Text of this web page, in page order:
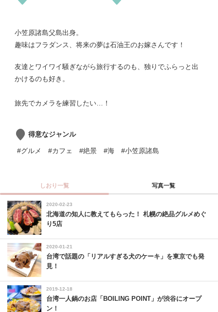
小笠原諸島父島出身。
趣味はフラダンス、将来の夢は石油王のお嫁さんです！
友達とワイワイ騒ぎながら旅行するのも、独りでふらっと出
かけるのも好き。
旅先でカメラを練習したい…！
得意なジャンル
#グルメ #カフェ #絶景 #海 #小笠原諸島
しおり一覧 写真一覧
2020-02-23
北海道の知人に教えてもらった！ 札幌の絶品グルメめぐ
り5店
2020-01-21
台湾で話題の「リアルすぎる犬のケーキ」を東京でも発
見！
2019-12-18
台湾一人鍋のお店「BOILING POINT」が渋谷にオープ
ン！